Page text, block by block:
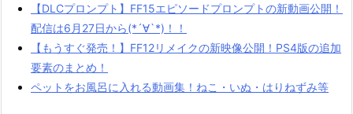
【DLCプロンプト】FF15エピソードプロンプトの新動画公開！
配信は6月27日から(*´∀`*)！！
【もうすぐ発売！】FF12リメイクの新映像公開！PS4版の追加
要素のまとめ！
ペットをお風呂に入れる動画集！ねこ・いぬ・はりねずみ等